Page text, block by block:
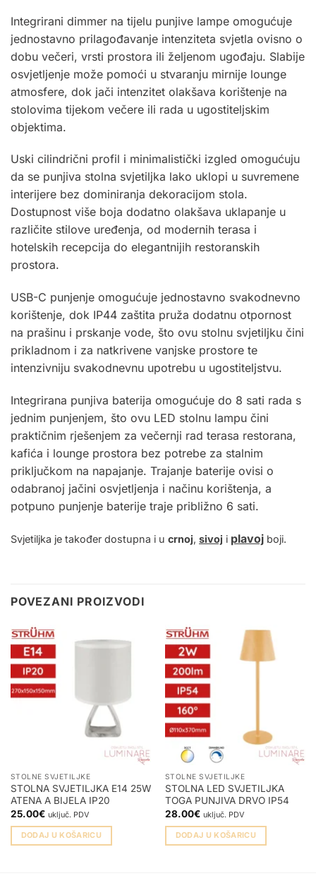
Integrirani dimmer na tijelu punjive lampe omogućuje
jednostavno prilagođavanje intenziteta svjetla ovisno o
dobu večeri, vrsti prostora ili željenom ugođaju. Slabije
osvjetljenje može pomoći u stvaranju mirnije lounge
atmosfere, dok jači intenzitet olakšava korištenje na
stolovima tijekom večere ili rada u ugostiteljskim
objektima.
Uski cilindrični profil i minimalistički izgled omogućuju
da se punjiva stolna svjetiljka lako uklopi u suvremene
interijere bez dominiranja dekoracijom stola.
Dostupnost više boja dodatno olakšava uklapanje u
različite stilove uređenja, od modernih terasa i
hotelskih recepcija do elegantnijih restoranskih
prostora.
USB-C punjenje omogućuje jednostavno svakodnevno
korištenje, dok IP44 zaštita pruža dodatnu otpornost
na prašinu i prskanje vode, što ovu stolnu svjetiljku čini
prikladnom i za natkrivene vanjske prostore te
intenzivniju svakodnevnu upotrebu u ugostiteljstvu.
Integrirana punjiva baterija omogućuje do 8 sati rada s
jednim punjenjem, što ovu LED stolnu lampu čini
praktičnim rješenjem za večernji rad terasa restorana,
kafića i lounge prostora bez potrebe za stalnim
priključkom na napajanje. Trajanje baterije ovisi o
odabranoj jačini osvjetljenja i načinu korištenja, a
potpuno punjenje baterije traje približno 6 sati.
Svjetiljka je također dostupna i u crnoj, sivoj i plavoj boji.
POVEZANI PROIZVODI
STOLNE SVJETILJKE
STOLNA SVJETILJKA E14 25W
ATENA A BIJELA IP20
25.00€ uključ. PDV
DODAJ U KOŠARICU
STOLNE SVJETILJKE
STOLNA LED SVJETILJKA
TOGA PUNJIVA DRVO IP54
28.00€ uključ. PDV
DODAJ U KOŠARICU